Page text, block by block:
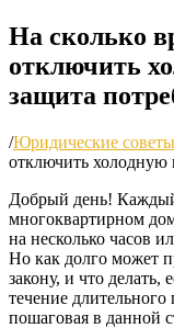
На сколько
отключить
защита
/Юридические советы
отключить холодную
Добрый день!
многоквартирном
на несколько часов
Но как долго может
закону, и что делать,
течение
пошаговая в данной